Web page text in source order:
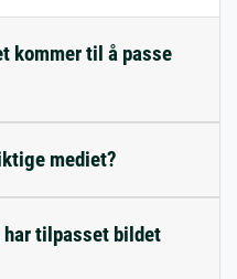
kommer til å passe
mediet?
har tilpasset bildet